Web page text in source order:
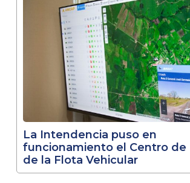
La Intendencia puso en
funcionamiento el Centro de
de la Flota Vehicular